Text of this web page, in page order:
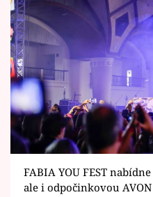
Seriály
Horoskopy
Sledujte prima+
Filmový festival
FABIA YOU FEST
ale i odpočinkovou